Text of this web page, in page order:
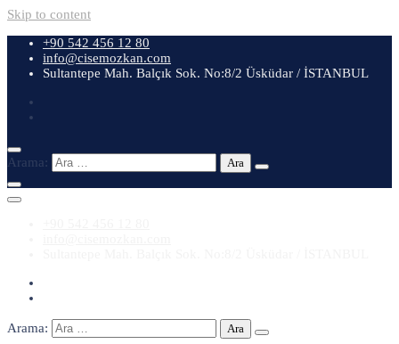
Skip to content
+90 542 456 12 80
info@cisemozkan.com
Sultantepe Mah. Balçık Sok. No:8/2 Üsküdar / İSTANBUL
Arama:
Arama: